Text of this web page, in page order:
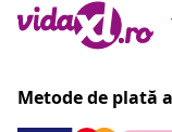
Metode de plată